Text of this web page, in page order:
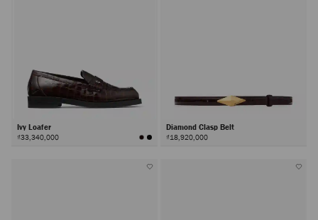
Ivy Loafer
₫33,340,000
Diamond Clasp Belt
₫18,920,000